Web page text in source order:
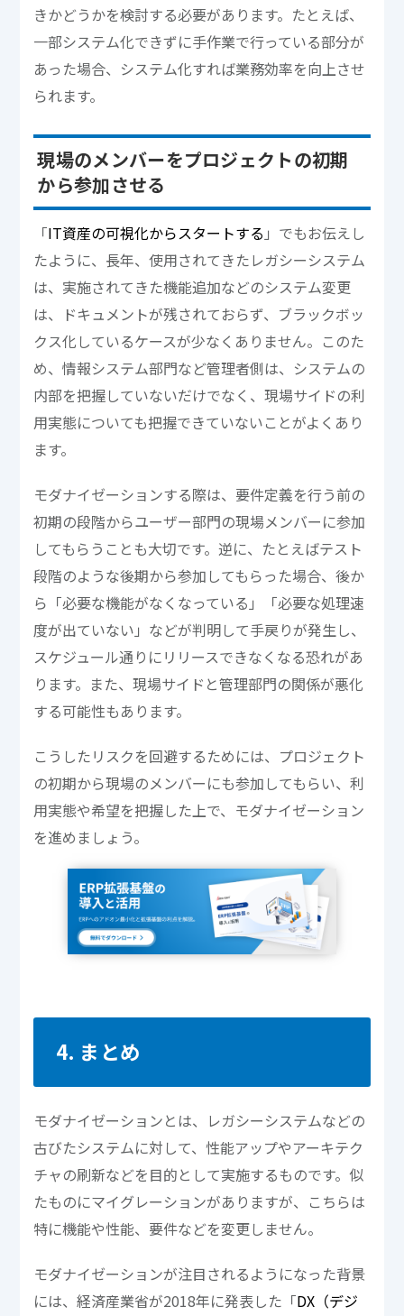
きかどうかを検討する必要があります。たとえば、
一部システム化できずに手作業で行っている部分が
あった場合、システム化すれば業務効率を向上させ
られます。
現場のメンバーをプロジェクトの初期
から参加させる
「IT資産の可視化からスタートする 」でもお伝えし
たように、長年、使用されてきたレガシーシステム
は、実施されてきた機能追加などのシステム変更
は、ドキュメントが残されておらず、ブラックボッ
クス化しているケースが少なくありません。このた
め、情報システム部門など管理者側は、システムの
内部を把握していないだけでなく、現場サイドの利
用実態についても把握できていないことがよくあり
ます。
モダナイゼーションする際は、要件定義を行う前の
初期の段階からユーザー部門の現場メンバーに参加
してもらうことも大切です。逆に、たとえばテスト
段階のような後期から参加してもらった場合、後か
ら「必要な機能がなくなっている」「必要な処理速
度が出ていない」などが判明して手戻りが発生し、
スケジュール通りにリリースできなくなる恐れがあ
ります。また、現場サイドと管理部門の関係が悪化
する可能性もあります。
こうしたリスクを回避するためには、プロジェクト
の初期から現場のメンバーにも参加してもらい、利
用実態や希望を把握した上で、モダナイゼーション
を進めましょう。
4. まとめ
モダナイゼーションとは、レガシーシステムなどの
古びたシステムに対して、性能アップやアーキテク
チャの刷新などを目的として実施するものです。似
たものにマイグレーションがありますが、こちらは
特に機能や性能、要件などを変更しません。
モダナイゼーションが注目されるようになった背景
には、経済産業省が2018年に発表した「DX（デジ